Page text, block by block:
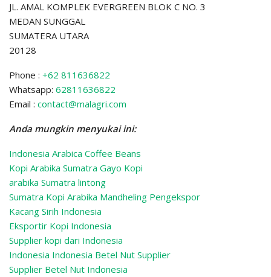
JL. AMAL KOMPLEK EVERGREEN BLOK C NO. 3
MEDAN SUNGGAL
SUMATERA UTARA
20128
Phone : +62 811636822
Whatsapp: 62811636822
Email : contact@malagri.com
Anda mungkin menyukai ini:
Indonesia Arabica Coffee Beans
Kopi Arabika Sumatra Gayo Kopi
arabika Sumatra lintong
Sumatra Kopi Arabika Mandheling Pengekspor
Kacang Sirih Indonesia
Eksportir Kopi Indonesia
Supplier kopi dari Indonesia
Indonesia Indonesia Betel Nut Supplier
Supplier Betel Nut Indonesia